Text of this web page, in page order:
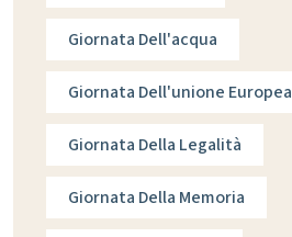
Giornata Dell'acqua
Giornata Dell'unione Europea
Giornata Della Legalità
Giornata Della Memoria